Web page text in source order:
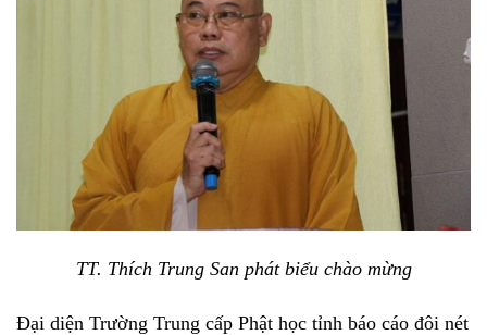
TT. Thích Trung San phát biểu chào mừng
Đại diện Trường Trung cấp Phật học tỉnh báo cáo đôi nét